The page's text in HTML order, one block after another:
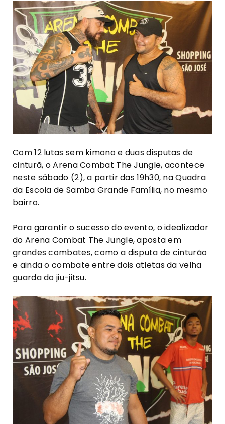
Com 12 lutas sem kimono e duas disputas de
cinturã, o Arena Combat The Jungle, acontece
neste sábado (2), a partir das 19h30, na Quadra
da Escola de Samba Grande Família, no mesmo
bairro.
Para garantir o sucesso do evento, o idealizador
do Arena Combat The Jungle, aposta em
grandes combates, como a disputa de cinturão
e ainda o combate entre dois atletas da velha
guarda do jiu-jitsu.